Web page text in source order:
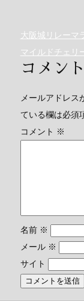
大阪城リレーマ
マイルドチェリ
コメン
メールアドレス
ている欄は必須
コメント ※
名前 ※
メール ※
サイト